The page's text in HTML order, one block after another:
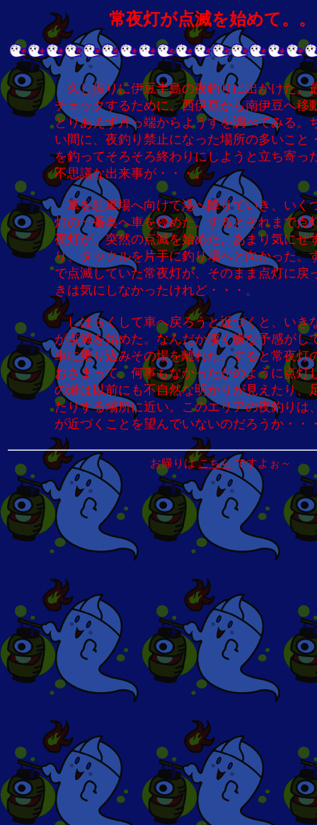
常夜灯が点滅を始めて。
久し振りに伊豆半島の夜釣りに出かけた。
チェックするために、西伊豆から南伊豆へ移
とりあえず片っ端からようすを調べてみる。
い間に、夜釣り禁止になった場所の多いこと
を釣ってそろそろ終わりにしようと立ち寄っ
不思議な出来事が・・・。
車を駐車場へ向けて港へ降りていき、いく
灯の一番奥へ車を停めた。するとそれまで点
夜灯が、突然の点滅を始めた。あまり気にせ
り、タックルを片手に釣り場へと向かった。
で点滅していた常夜灯が、そのまま点灯に戻
きは気にしなかったけれど・・・。
しばらくして車へ戻ろうと近づくと、いき
が点滅を始めた。なんだか凄く嫌な予感がし
車に乗り込みその場を離れた。すると常夜灯
おさまって、何事もなかったかのように点灯
の港は以前にも不自然な明かりが見えたり、
たりする場所に近い。このエリアの夜釣りは
が近づくことを望んでいないのだろうか・・
お帰りはこちら ですよぉ～